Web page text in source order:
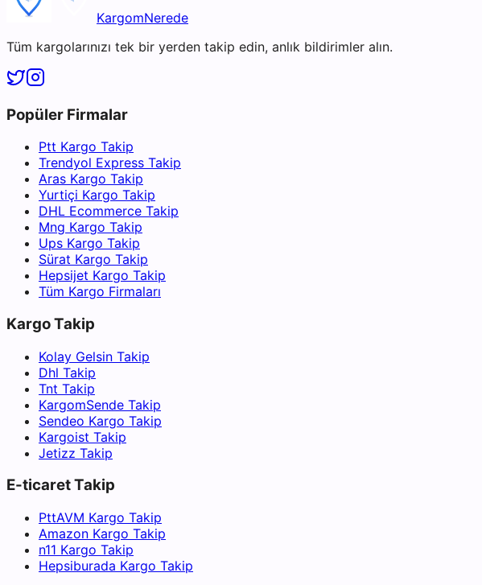
KargomNerede
Tüm kargolarınızı tek bir yerden takip edin, anlık bildirimler alın.
Popüler Firmalar
Ptt Kargo Takip
Trendyol Express Takip
Aras Kargo Takip
Yurtiçi Kargo Takip
DHL Ecommerce Takip
Mng Kargo Takip
Ups Kargo Takip
Sürat Kargo Takip
Hepsijet Kargo Takip
Tüm Kargo Firmaları
Kargo Takip
Kolay Gelsin Takip
Dhl Takip
Tnt Takip
KargomSende Takip
Sendeo Kargo Takip
Kargoist Takip
Jetizz Takip
E-ticaret Takip
PttAVM Kargo Takip
Amazon Kargo Takip
n11 Kargo Takip
Hepsiburada Kargo Takip